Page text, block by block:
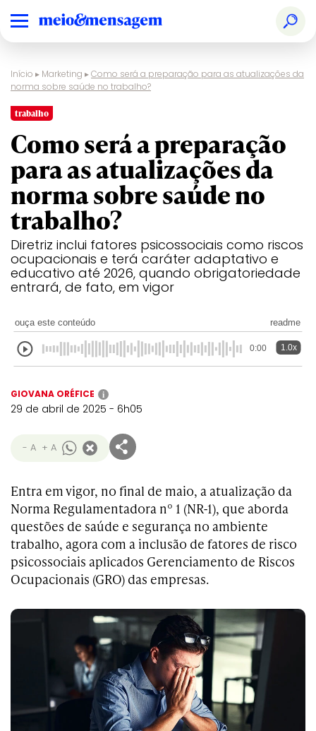
Início ▸ Marketing ▸Como será a preparação para as atualizações da
norma sobre saúde no trabalho?
trabalho
Como será a preparação
para as atualizações da
norma sobre saúde no
trabalho?
Diretriz inclui fatores psicossociais como riscos
ocupacionais e terá caráter adaptativo e
educativo até 2026, quando obrigatoriedade
entrará, de fato, em vigor
ouça este conteúdo readme
0:00 1.0x
GIOVANA ORÉFICE i
29 de abril de 2025 - 6h05
- A + A
Entra em vigor, no final de maio, a atualização da
Norma Regulamentadora nº 1 (NR-1), que aborda
questões de saúde e segurança no ambiente
trabalho, agora com a inclusão de fatores de risco
psicossociais aplicados Gerenciamento de Riscos
Ocupacionais (GRO) das empresas.